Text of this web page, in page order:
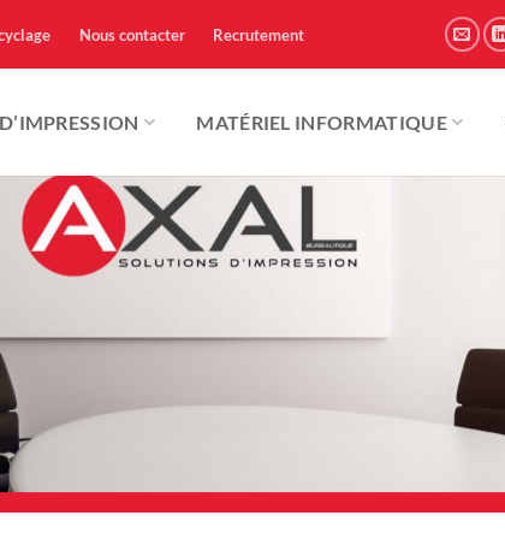
Nous contacter Recrutement
MATÉRIEL INFORMATIQUE